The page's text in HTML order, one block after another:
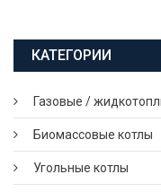
КАТЕГОРИИ
Газовые /
Биомассовые котлы
Угольные котлы